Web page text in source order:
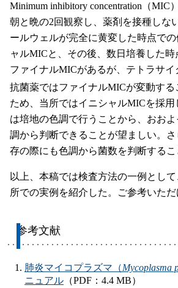
Minimum inhibitory concentration（MIC
朝と晩の2回観察し、薬剤を接種しな
ールウェルが完全に黄変した時点で
ャルMICと、その後、数日培養した
ファイナルMICがあるが、テトラサ
抗菌薬ではファイナルMICが変動する
ため、当所ではイニシャルMICを採
は培地の色調で行うことから、おお
調から判断できることが望ましい。
存の際にも色調から菌数を判断するこ
以上、本稿では検査方法の一例とし
所での実例を紹介した。ご参考いただ
参考文献
肺炎マイコプラズマ（Mycoplasma
ニュアル （PDF：4.4 MB）